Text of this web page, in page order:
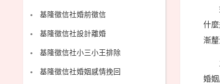
什
漸
婚
基隆徵信社婚前徵信
基隆徵信社設計離婚
基隆徵信社小三小王排除
基隆徵信社婚姻感情挽回